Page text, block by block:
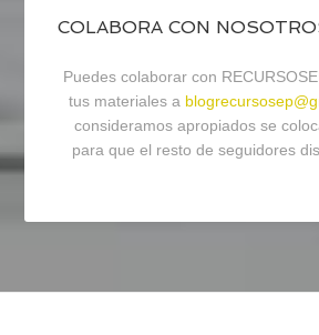
COLABORA CON
Puedes colaborar con
tus materiales a
consideramos apropiados se
para que el resto de seguidores